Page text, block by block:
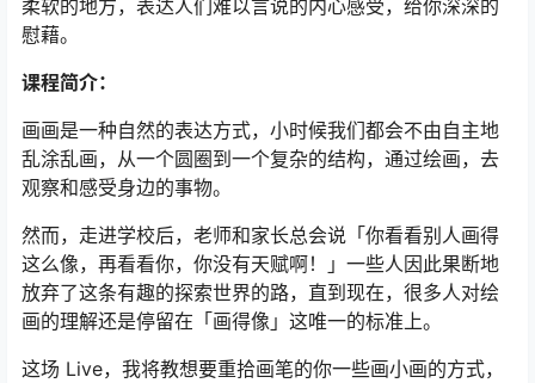
柔软的地方，表达人们难以言说的内心感受，给你深深的
慰藉。
课程简介：
画画是一种自然的表达方式，小时候我们都会不由自主地
乱涂乱画，从一个圆圈到一个复杂的结构，通过绘画，去
观察和感受身边的事物。
然而，走进学校后，老师和家长总会说「你看看别人画得
这么像，再看看你，你没有天赋啊！」一些人因此果断地
放弃了这条有趣的探索世界的路，直到现在，很多人对绘
画的理解还是停留在「画得像」这唯一的标准上。
这场 Live，我将教想要重拾画笔的你一些画小画的方式，